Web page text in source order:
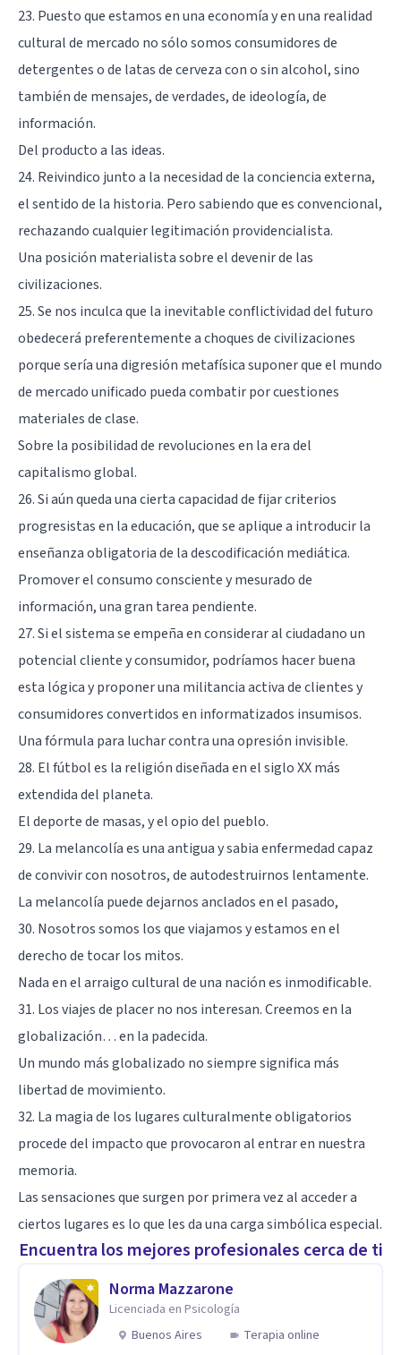
23. Puesto que estamos en una economía y en una realidad
cultural de mercado no sólo somos consumidores de
detergentes o de latas de cerveza con o sin alcohol, sino
también de mensajes, de verdades, de ideología, de
información.
Del producto a las ideas.
24. Reivindico junto a la necesidad de la conciencia externa,
el sentido de la historia. Pero sabiendo que es convencional,
rechazando cualquier legitimación providencialista.
Una posición materialista sobre el devenir de las
civilizaciones.
25. Se nos inculca que la inevitable conflictividad del futuro
obedecerá preferentemente a choques de civilizaciones
porque sería una digresión metafísica suponer que el mundo
de mercado unificado pueda combatir por cuestiones
materiales de clase.
Sobre la posibilidad de revoluciones en la era del
capitalismo global.
26. Si aún queda una cierta capacidad de fijar criterios
progresistas en la educación, que se aplique a introducir la
enseñanza obligatoria de la descodificación mediática.
Promover el consumo consciente y mesurado de
información, una gran tarea pendiente.
27. Si el sistema se empeña en considerar al ciudadano un
potencial cliente y consumidor, podríamos hacer buena
esta lógica y proponer una militancia activa de clientes y
consumidores convertidos en informatizados insumisos.
Una fórmula para luchar contra una opresión invisible.
28. El fútbol es la religión diseñada en el siglo XX más
extendida del planeta.
El deporte de masas, y el opio del pueblo.
29. La melancolía es una antigua y sabia enfermedad capaz
de convivir con nosotros, de autodestruirnos lentamente.
La melancolía puede dejarnos anclados en el pasado,
30. Nosotros somos los que viajamos y estamos en el
derecho de tocar los mitos.
Nada en el arraigo cultural de una nación es inmodificable.
31. Los viajes de placer no nos interesan. Creemos en la
globalización… en la padecida.
Un mundo más globalizado no siempre significa más
libertad de movimiento.
32. La magia de los lugares culturalmente obligatorios
procede del impacto que provocaron al entrar en nuestra
memoria.
Las sensaciones que surgen por primera vez al acceder a
ciertos lugares es lo que les da una carga simbólica especial.
Encuentra los mejores profesionales cerca de ti
Norma Mazzarone
Licenciada en Psicología
Buenos Aires
Terapia online